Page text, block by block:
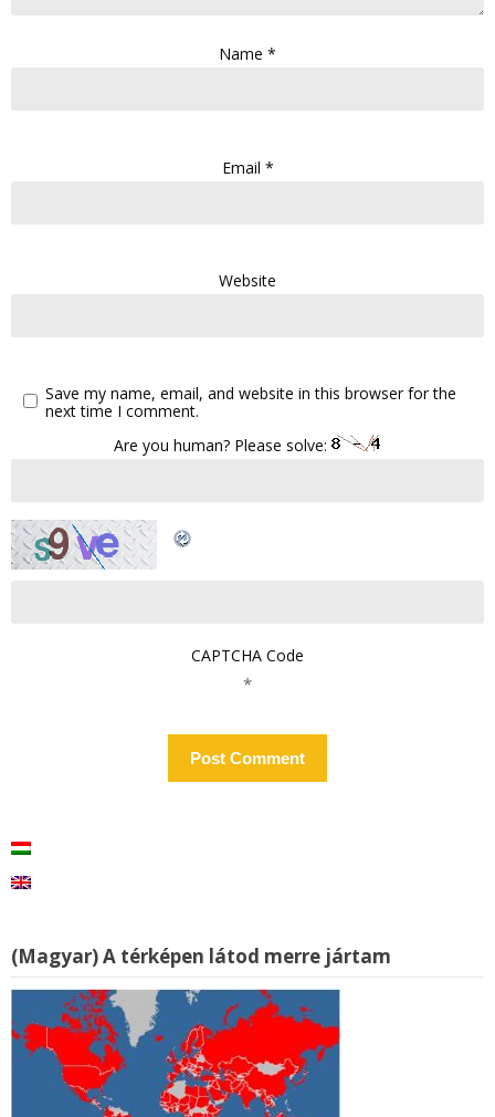
Name *
Email *
Website
Save my name, email, and website in this browser for the
next time I comment.
Are you human? Please solve:
CAPTCHA Code
*
(Magyar) A térképen látod merre jártam